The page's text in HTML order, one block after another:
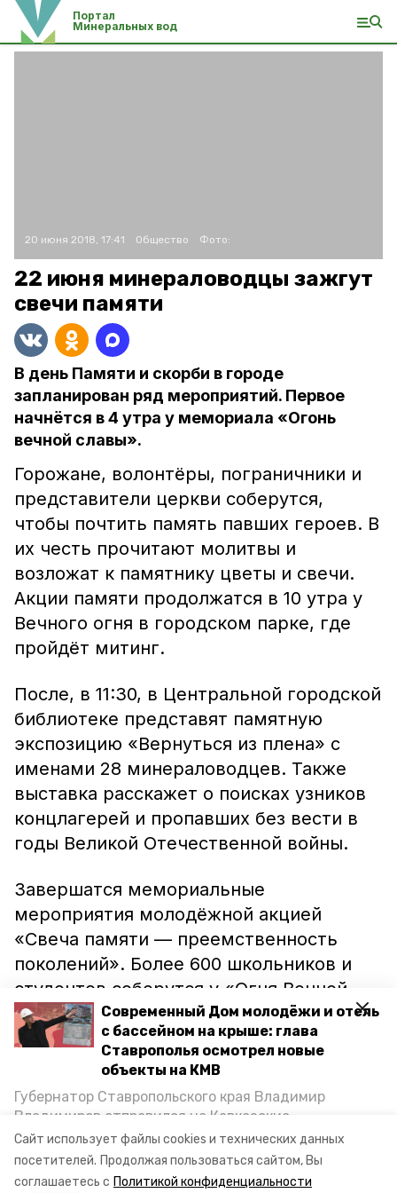
Сайт использует файлы cookies и технических данных
посетителей. Продолжая пользоваться сайтом, Вы
соглашаетесь с Политикой конфиденциальности
Современный Дом молодёжи и отель
с бассейном на крыше: глава
Ставрополья осмотрел новые
объекты на КМВ
Губернатор Ставропольского края Владимир
Владимиров отправился на Кавказские
Минеральные Воды, чтобы проинспектировать
строительство объектов в Кисловодске и
Минводах, а также выслушать предложения о
Портал
Минеральных вод
20 июня 2018, 17:41 Общество Фото:
22 июня минераловодцы зажгут
свечи памяти
В день Памяти и скорби в городе
запланирован ряд мероприятий. Первое
начнётся в 4 утра у мемориала «Огонь
вечной славы».
Горожане, волонтёры, пограничники и
представители церкви соберутся,
чтобы почтить память павших героев. В
их честь прочитают молитвы и
возложат к памятнику цветы и свечи.
Акции памяти продолжатся в 10 утра у
Вечного огня в городском парке, где
пройдёт митинг.
После, в 11:30, в Центральной городской
библиотеке представят памятную
экспозицию «Вернуться из плена» с
именами 28 минераловодцев. Также
выставка расскажет о поисках узников
концлагерей и пропавших без вести в
годы Великой Отечественной войны.
Завершатся мемориальные
мероприятия молодёжной акцией
«Свеча памяти — преемственность
поколений». Более 600 школьников и
студентов соберутся у «Огня Вечной
Славы», чтобы прочитать произведения
Роберта Рождественского, спеть
военные песни и возложить цветы.
Напомним, в День России в
Прикумскомоткрылиаллею Героев
Соцтруда.